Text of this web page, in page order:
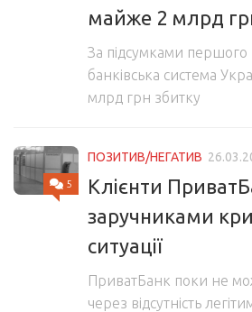
майже 2 млрд
За підсумками першого
банківська система
млрд грн збитку
5
ПОЗИТИВ/НЕГАТИВ
Клієнти
заручниками
ситуації
ПриватБанк поки не
через відсутність